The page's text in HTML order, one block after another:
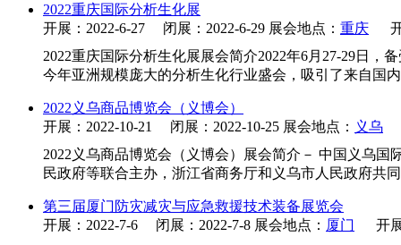
2022重庆国际分析生化展
开展：2022-6-27 闭展：2022-6-29 展会地点： 重庆 开
2022重庆国际分析生化展展会简介2022年6月27-29日
今年亚洲规模庞大的分析生化行业盛会，吸引了来自国内
2022义乌商品博览会（义博会）
开展：2022-10-21 闭展：2022-10-25 展会地点： 义乌
2022义乌商品博览会（义博会）展会简介－ 中国义乌
民政府等联合主办，浙江省商务厅和义乌市人民政府共
第三届厦门防灾减灾与应急救援技术装备展览会
开展：2022-7-6 闭展：2022-7-8 展会地点： 厦门
开展